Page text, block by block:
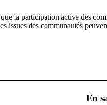
la participation active des
issues des communautés
En